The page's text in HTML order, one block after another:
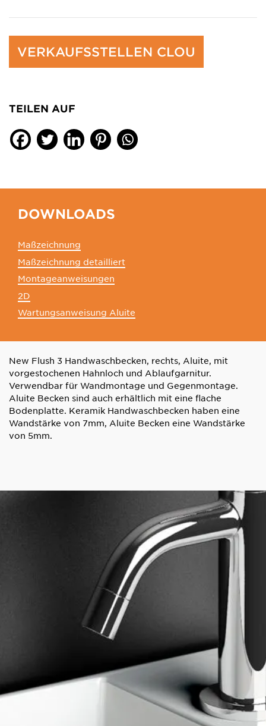
VERKAUFSSTELLEN CLOU
TEILEN AUF
DOWNLOADS
Maßzeichnung
Maßzeichnung detailliert
Montageanweisungen
2D
Wartungsanweisung Aluite
New Flush 3 Handwaschbecken, rechts, Aluite, mit
vorgestochenen Hahnloch und Ablaufgarnitur.
Verwendbar für Wandmontage und Gegenmontage.
Aluite Becken sind auch erhältlich mit eine flache
Bodenplatte. Keramik Handwaschbecken haben eine
Wandstärke von 7mm, Aluite Becken eine Wandstärke
von 5mm.